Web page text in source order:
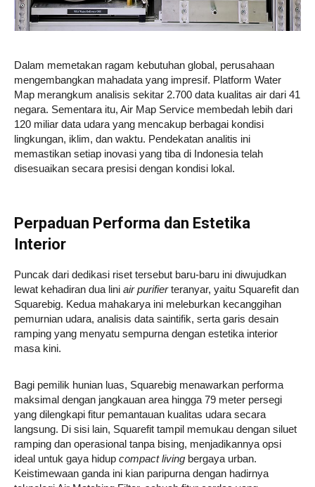
Dalam memetakan ragam kebutuhan global, perusahaan
mengembangkan mahadata yang impresif. Platform Water
Map merangkum analisis sekitar 2.700 data kualitas air dari 41
negara. Sementara itu, Air Map Service membedah lebih dari
120 miliar data udara yang mencakup berbagai kondisi
lingkungan, iklim, dan waktu. Pendekatan analitis ini
memastikan setiap inovasi yang tiba di Indonesia telah
disesuaikan secara presisi dengan kondisi lokal.
Perpaduan Performa dan Estetika
Interior
Puncak dari dedikasi riset tersebut baru-baru ini diwujudkan
lewat kehadiran dua lini air purifierteranyar, yaitu Squarefit dan
Squarebig. Kedua mahakarya ini meleburkan kecanggihan
pemurnian udara, analisis data saintifik, serta garis desain
ramping yang menyatu sempurna dengan estetika interior
masa kini.
Bagi pemilik hunian luas, Squarebig menawarkan performa
maksimal dengan jangkauan area hingga 79 meter persegi
yang dilengkapi fitur pemantauan kualitas udara secara
langsung. Di sisi lain, Squarefit tampil memukau dengan siluet
ramping dan operasional tanpa bising, menjadikannya opsi
ideal untuk gaya hidup compact living bergaya urban.
Keistimewaan ganda ini kian paripurna dengan hadirnya